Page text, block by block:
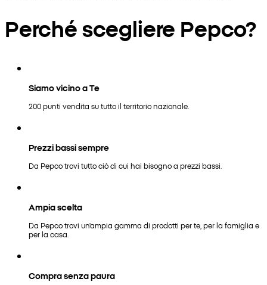
Perché scegliere Pepco?
Siamo vicino a Te
200 punti vendita su tutto il territorio nazionale.
Prezzi bassi sempre
Da Pepco trovi tutto ciò di cui hai bisogno a prezzi bassi.
Ampia scelta
Da Pepco trovi un'ampia gamma di prodotti per te, per la famiglia e
per la casa.
Compra senza paura